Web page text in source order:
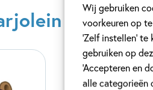
Wij gebruiken
voorkeuren op
‘Zelf instellen’
gebruiken op
‘Accepteren en
alle categorieën
Algera